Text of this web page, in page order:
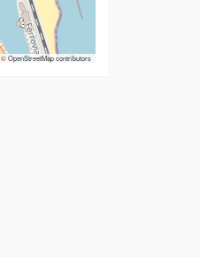
© OpenStreetMap contributors